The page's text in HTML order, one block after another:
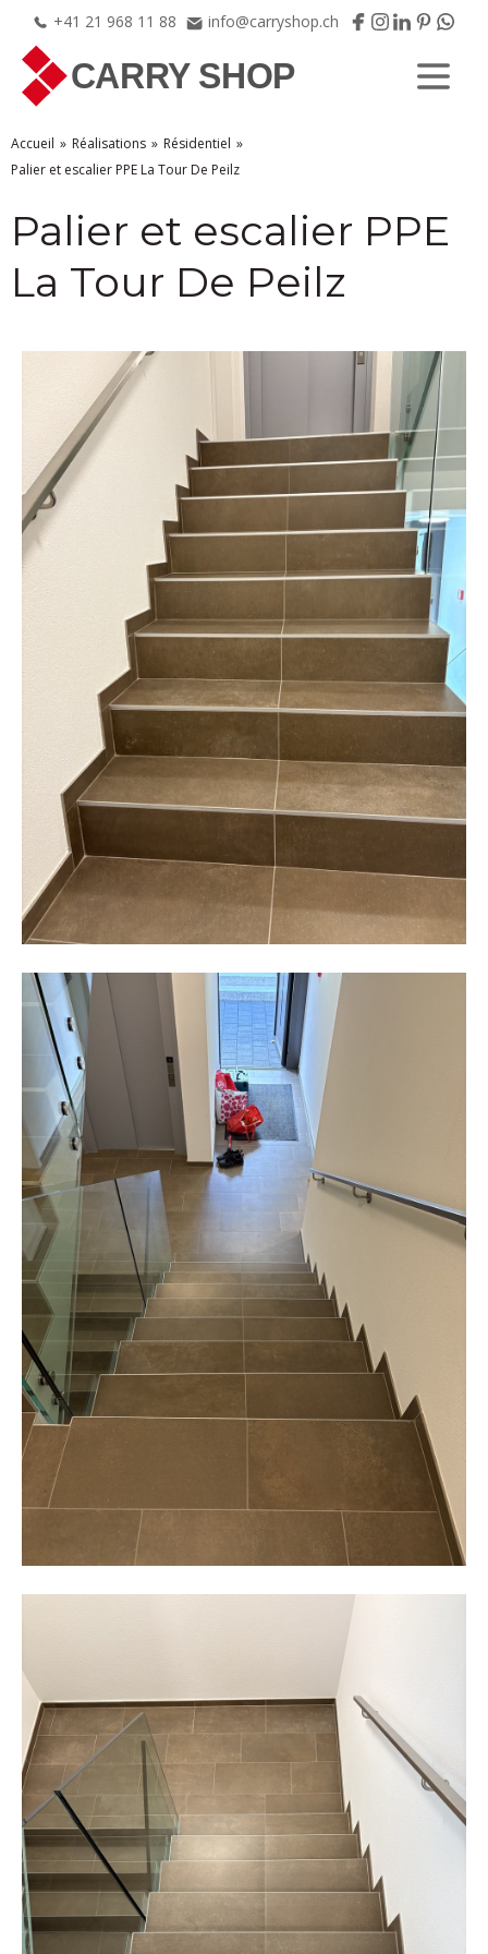
+41 21 968 11 88 info@carryshop.ch
Accueil Réalisations
Résidentiel
Palier et escalier PPE La Tour De Peilz
Palier et escalier PPE
La Tour De Peilz